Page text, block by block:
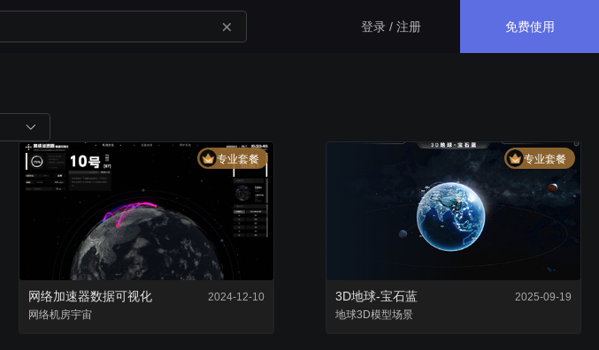
山海鲸查看器
全免费离线部署环境
大屏演示APP
大小屏互动移动端
一站式三维 GIS 处理工具
斑斑低代码
瓦石物联
登录 / 注册 免费使用
专业套餐
网络加速器数据可视化
2024-12-10
网络机房宇宙
专业套餐
3D地球-宝石蓝
2025-09-19
地球3D模型场景